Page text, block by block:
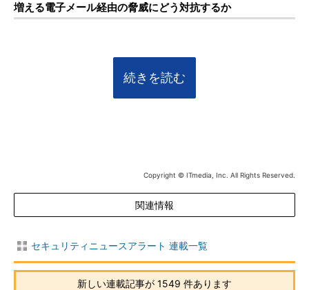
増える電子メール経由の脅威にどう対抗するか
続きを読む
Copyright © ITmedia, Inc. All Rights Reserved.
関連情報
セキュリティニュースアラート 連載一覧
新しい連載記事が 1549 件あります